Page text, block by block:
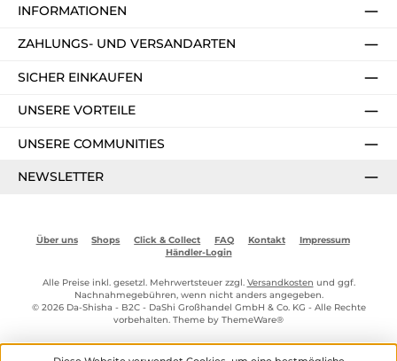
INFORMATIONEN
ZAHLUNGS- UND VERSANDARTEN
SICHER EINKAUFEN
UNSERE VORTEILE
UNSERE COMMUNITIES
NEWSLETTER
Über uns Shops Click & Collect FAQ Kontakt
Impressum
Händler-Login
Alle Preise inkl. gesetzl. Mehrwertsteuer zzgl. Versandkosten und ggf.
Nachnahmegebühren, wenn nicht anders angegeben.
© 2026 Da-Shisha - B2C - DaShi Großhandel GmbH & Co. KG - Alle Rechte
vorbehalten. Theme by ThemeWare®